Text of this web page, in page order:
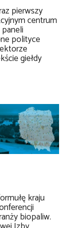
pierwszy
centrum
polityce
giełdy
kraju
biopaliw.